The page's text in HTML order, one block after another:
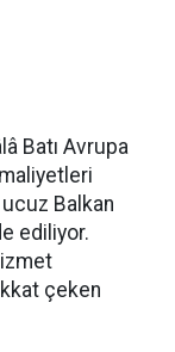
Batı Avrupa
Balkan
ediliyor.
çeken